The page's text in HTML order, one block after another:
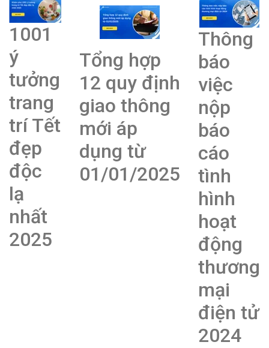
1001
ý
tưởng
trang
trí Tết
đẹp
độc
lạ
nhất
2025
Tổng hợp
12 quy định
giao thông
mới áp
dụng từ
01/01/2025
Thông
báo
việc
nộp
báo
cáo
tình
hình
hoạt
động
thương
mại
điện tử
2024